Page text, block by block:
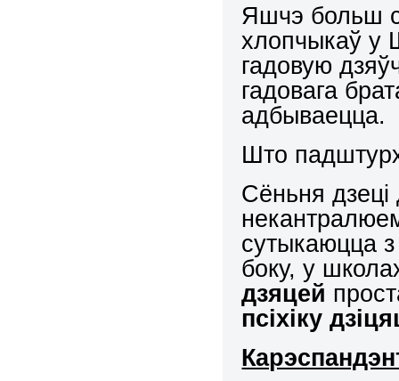
Яшчэ больш
хлопчыкаў у
гадовую
гадовага
адбываецца.
Што
Сёньня
сутыкаюцца
боку, у
дзяцей
псіхіку